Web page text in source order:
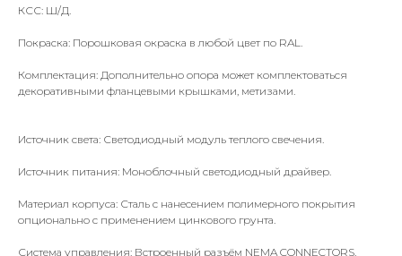
КСС: Ш/Д.
Покраска: Порошковая окраска в любой цвет по RAL.
Комплектация: Дополнительно опора может комплектоваться
декоративными фланцевыми крышками, метизами.
Источник света: Светодиодный модуль теплого свечения.
Источник питания: Моноблочный светодиодный драйвер.
Материал корпуса: Сталь с нанесением полимерного покрытия
опционально с применением цинкового грунта.
Система управления: Встроенный разъём NEMA CONNECTORS.